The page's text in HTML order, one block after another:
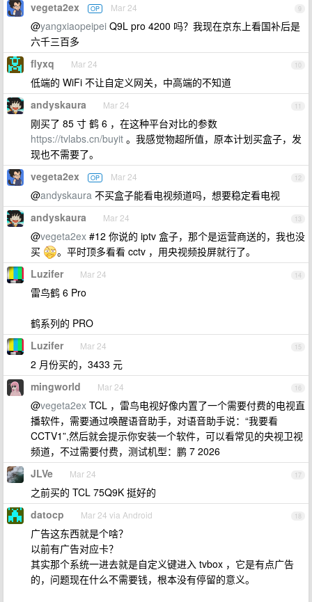
9
vegeta2ex OP Mar 24
@yangxiaopeipei Q9L pro 4200 吗？我现在京东上看国补后是
六千三百多
10
flyxq Mar 24
低端的 WiFi 不让自定义网关，中高端的不知道
11
andyskaura Mar 24
刚买了 85 寸 鹤 6 ，在这种平台对比的参数
https://tvlabs.cn/buyit 。我感觉物超所值，原本计划买盒子，发
现也不需要了。
12
vegeta2ex OP Mar 24
@andyskaura 不买盒子能看电视频道吗，想要稳定看电视
13
andyskaura Mar 24
@vegeta2ex #12 你说的 iptv 盒子，那个是运营商送的，我也没
买
。平时顶多看看 cctv ，用央视频投屏就行了。
14
Luzifer Mar 24
雷鸟鹤 6 Pro
鹤系列的 PRO
15
Luzifer Mar 24
2 月份买的，3433 元
16
mingworld Mar 24
@vegeta2ex TCL ，雷鸟电视好像内置了一个需要付费的电视直
播软件，需要通过唤醒语音助手，对语音助手说：“我要看
CCTV1”,然后就会提示你安装一个软件，可以看常见的央视卫视
频道，不过需要付费，测试机型：鹏 7 2026
17
JLVe Mar 24
之前买的 TCL 75Q9K 挺好的
18
datocp Mar 24 via Android
广告这东西就是个啥？
以前有广告对应卡？
其实那个系统一进去就是自定义键进入 tvbox ，它是有点广告
的，问题现在什么不需要钱，根本没有停留的意义。